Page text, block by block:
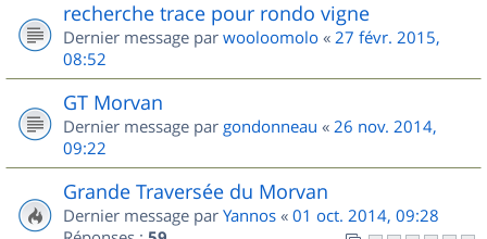
recherche trace pour rondo vigne
Dernier message par wooloomolo « 27 févr. 2015,
08:52
GT Morvan
Dernier message par gondonneau « 26 nov. 2014,
09:22
Grande Traversée du Morvan
Dernier message par Yannos « 01 oct. 2014, 09:28